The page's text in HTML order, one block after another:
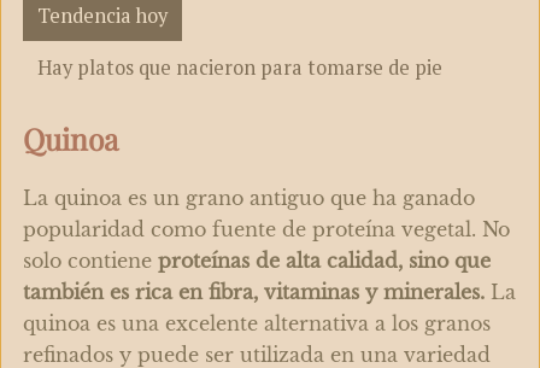
Tendencia hoy
Hay platos que nacieron para tomarse de pie
Quinoa
La quinoa es un grano antiguo que ha ganado
popularidad como fuente de proteína vegetal. No
solo contiene proteínas de alta calidad, sino que
también es rica en fibra, vitaminas y minerales. La
quinoa es una excelente alternativa a los granos
refinados y puede ser utilizada en una variedad